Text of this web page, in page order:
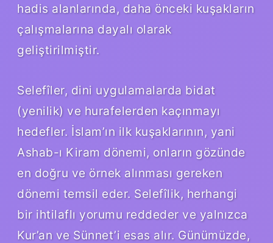
hadis alanlarında, daha önceki kuşakların
çalışmalarına dayalı olarak
geliştirilmiştir.
Selefîler, dini uygulamalarda bidat
(yenilik) ve hurafelerden kaçınmayı
hedefler. İslam’ın ilk kuşaklarının, yani
Ashab-ı Kiram dönemi, onların gözünde
en doğru ve örnek alınması gereken
dönemi temsil eder. Selefîlik, herhangi
bir ihtilaflı yorumu reddeder ve yalnızca
Kur’an ve Sünnet’i esas alır. Günümüzde,